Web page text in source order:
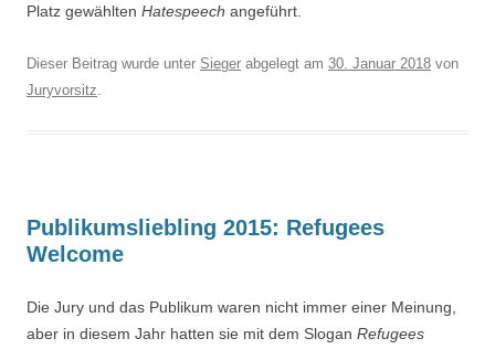
Platz gewählten Hatespeech angeführt.
Dieser Beitrag wurde unter Sieger abgelegt am 30. Januar 2018 von
Juryvorsitz
Publikumsliebling 2015: Refugees
Welcome
Die Jury und das Publikum waren nicht immer einer Meinung,
aber in diesem Jahr hatten sie mit dem Slogan Refugees